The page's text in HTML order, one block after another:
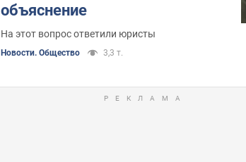
объяснение
На этот вопрос ответили юристы
Новости. Общество 3,3 т.